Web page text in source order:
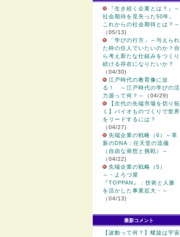
『生き続く企業とは？』～
社会期待を見失った50年。
これからの社会期待とは？～
（05/13)
「学びの行方」～与えられ
た枠の住人でいたいのか？自
ら考え新たな仕組みをつくり
続ける存在になりたいか？
（04/30)
江戸時代の教育像に迫
る！ ～江戸時代の学びの活
力源って何？～
（04/29)
【次代の先端市場を切り拓
く】バイオものづくりで世界
をリードするには？
（04/27)
先端企業の戦略（6）～革
新のDNA：任天堂の流儀
（自由な発想と挑戦）～
（04/22)
先端企業の戦略（5）
～・よろづ屋
『TOPPAN』：技術と人脈
を活かした事業拡大・～
（04/13)
最新コメント
【波動って何？】螺旋は宇宙